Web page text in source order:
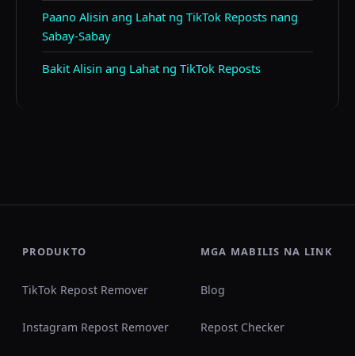
Paano Alisin ang Lahat ng TikTok Reposts nang
Sabay-Sabay
Bakit Alisin ang Lahat ng TikTok Reposts
PRODUKTO
TikTok Repost Remover
Instagram Repost Remover
MGA MABILIS NA LINK
Blog
Repost Checker